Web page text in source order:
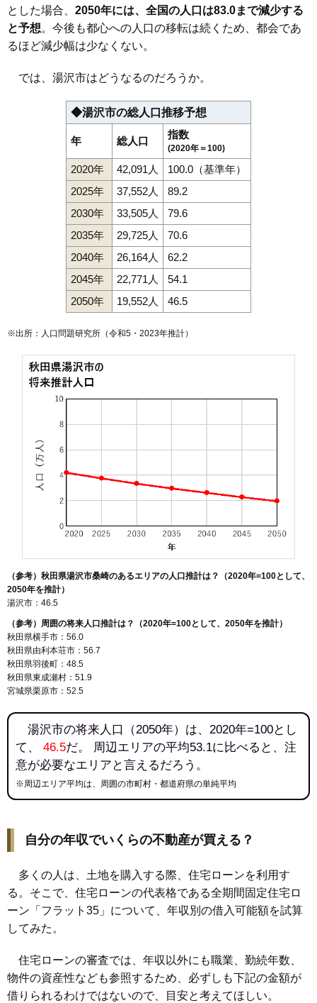
とした場合、 2050年には、全国の人口は83.0まで減少する
と予想。今後も都心への人口の移転は続くため、都会であ
るほど減少幅は少なくない。
では、湯沢市はどうなるのだろうか。
◆湯沢市の総人口推移予想
年 総人口
指数
(2020年＝100)
2020年 42,091人
100.0（基準年）
2025年
37,552人
89.2
2030年
33,505人
79.6
2035年
29,725人
70.6
2040年
26,164人
62.2
2045年
22,771人
54.1
2050年
19,552人 46.5
※出所：人口問題研究所（令和5・2023年推計）
（参考）秋田県湯沢市桑崎のあるエリアの人口推計は？（2020年=100として、
2050年を推計）
湯沢市：46.5
（参考）周囲の将来人口推計は？（2020年=100として、2050年を推計）
秋田県横手市：56.0
秋田県由利本荘市：56.7
秋田県羽後町：48.5
秋田県東成瀬村：51.9
宮城県栗原市：52.5
湯沢市の将来人口（2050年）は、2020年=100とし
て、 46.5だ。 周辺エリアの平均53.1に比べると、注
意が必要なエリアと言えるだろう。
※周辺エリア平均は、周囲の市町村・都道府県の単純平均
自分の年収でいくらの不動産が買える？
多くの人は、土地を購入する際、住宅ローンを利用す
る。そこで、住宅ローンの代表格である全期間固定住宅ロ
ーン「フラット35」について、年収別の借入可能額を試算
してみた。
住宅ローンの審査では、年収以外にも職業、勤続年数、
物件の資産性なども参照するため、必ずしも下記の金額が
借りられるわけではないので、目安と考えてほしい。